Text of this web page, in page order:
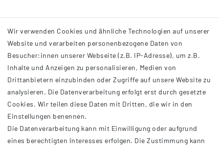
INFORMATIONEN
AGB
Impressum
Wir verwenden Cookies und ähnliche Technologien auf unserer
Website und verarbeiten personenbezogene Daten von
Besucher:innen unserer Webseite (z.B. IP-Adresse), um z.B.
Inhalte und Anzeigen zu personalisieren, Medien von
Drittanbietern einzubinden oder Zugriffe auf unsere Website zu
analysieren. Die Datenverarbeitung erfolgt erst durch gesetzte
Cookies. Wir teilen diese Daten mit Dritten, die wir in den
Einstellungen benennen.
Die Datenverarbeitung kann mit Einwilligung oder aufgrund
eines berechtigten Interesses erfolgen. Die Zustimmung kann